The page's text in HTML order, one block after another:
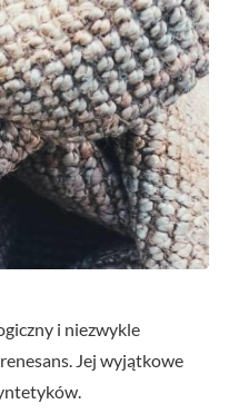
i niezwykle
Jej wyjątkowe